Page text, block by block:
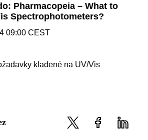
Pharmacopeia – What to
Spectrophotometers?
09:00 CEST
kladené na UV/Vis